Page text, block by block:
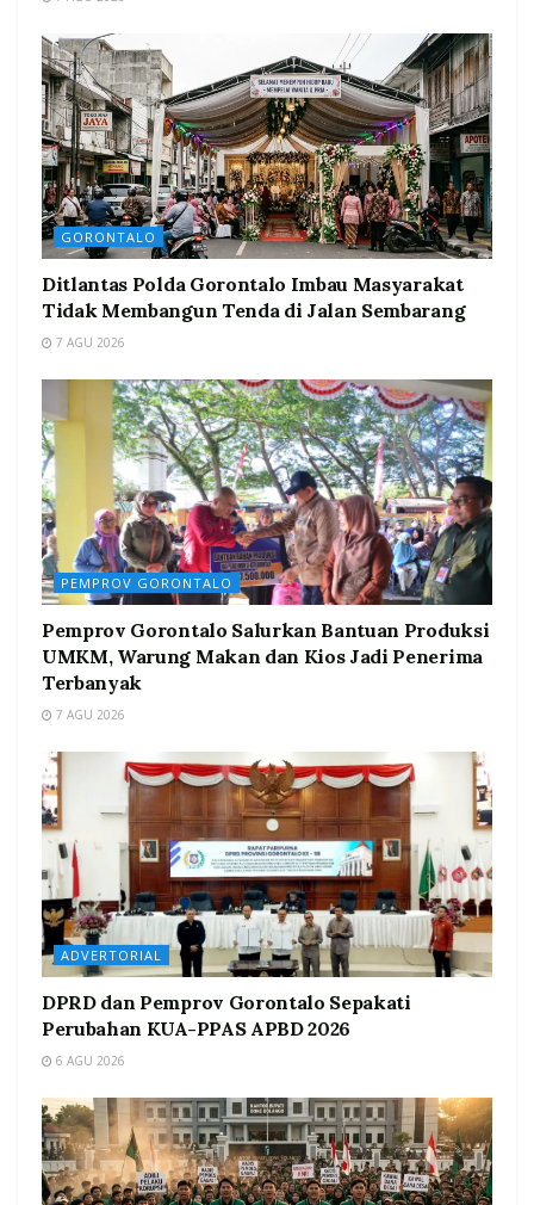
GORONTALO
Ditlantas Polda Gorontalo Imbau Masyarakat
Tidak Membangun Tenda di Jalan Sembarang
7 AGU 2026
PEMPROV GORONTALO
Pemprov Gorontalo Salurkan Bantuan Produksi
UMKM, Warung Makan dan Kios Jadi Penerima
Terbanyak
7 AGU 2026
ADVERTORIAL
DPRD dan Pemprov Gorontalo Sepakati
Perubahan KUA-PPAS APBD 2026
6 AGU 2026